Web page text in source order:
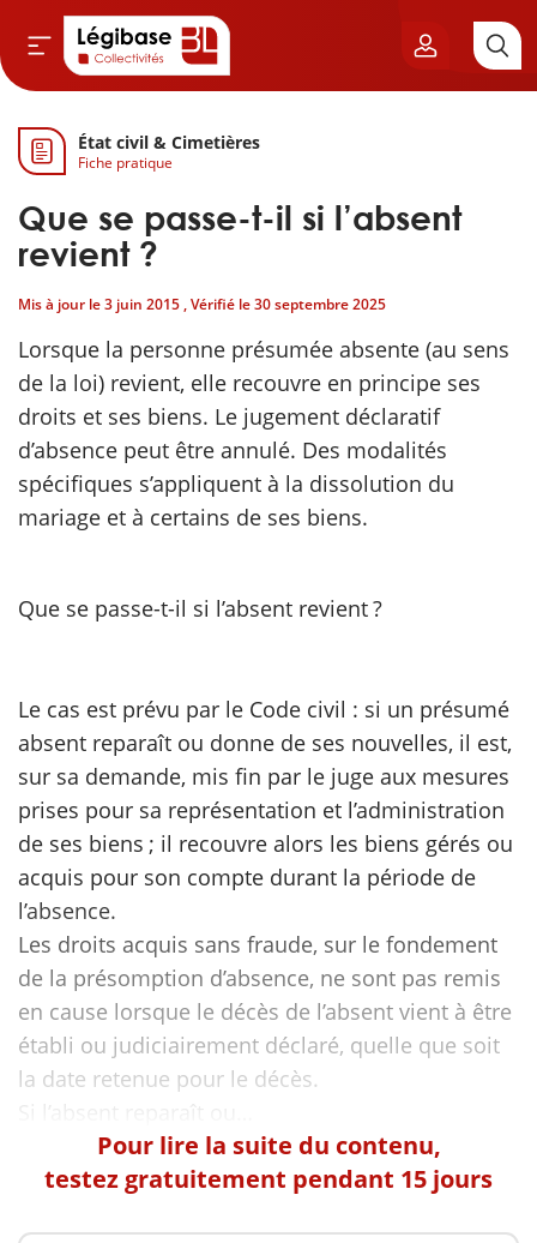
& Cimetières
& Élu local
& Finances locales
publique
État civil & Cimetières
Fiche pratique
Que se passe-t-il si l’absent
revient ?
Mis à jour le3 juin 2015 , Vérifié le30 septembre 2025
Lorsque la personne présumée absente (au sens
de la loi) revient, elle recouvre en principe ses
droits et ses biens. Le jugement déclaratif
d’absence peut être annulé. Des modalités
spécifiques s’appliquent à la dissolution du
mariage et à certains de ses biens.
Que se passe-t-il si l’absent revient ?
Le cas est prévu par le Code civil : si un présumé
absent reparaît ou donne de ses nouvelles, il est,
sur sa demande, mis fin par le juge aux mesures
prises pour sa représentation et l’administration
de ses biens ; il recouvre alors les biens gérés ou
acquis pour son compte durant la période de
l’absence.
Les droits acquis sans fraude, sur le fondement
de la présomption d’absence, ne sont pas remis
en cause lorsque le décès de l’absent vient à être
établi ou judiciairement déclaré, quelle que soit
la date retenue pour le décès.
Pour lire la suite du contenu,
testez gratuitement pendant 15 jours